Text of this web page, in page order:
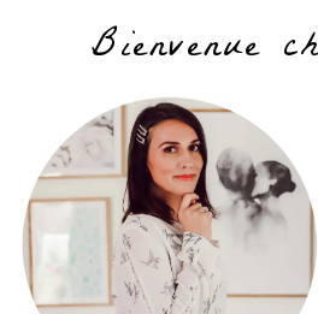
Bienvenue